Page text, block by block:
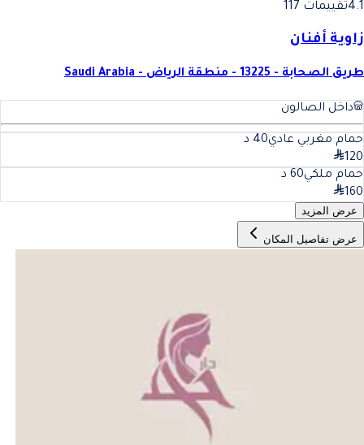
4.1تقييمات 117
زاوية أفنان
طريق الصحابة - 13225 - منطقة الرياض - Saudi Arabia
داخل الصالون
حمام مغربي عادي40 د
120
حمام ملكي60 د
160
عرض المزيد
عرض تفاصيل المكان